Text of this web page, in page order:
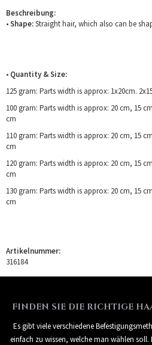
Beschreibung:
•Shape:Straight hair, which also can be
• Quantity & Size:
125 gram: Parts width is approx: 1x20cm.
100 gram: Parts width is approx: 20 cm, 15
cm
110 gram: Parts width is approx: 20 cm, 15
cm
120 gram: Parts width is approx: 20 cm, 15
cm
130 gram: Parts width is approx: 20 cm, 15
cm
Artikelnummer:
316184
FINDEN SIE DIE RICHTIGE
Es gibt viele verschiedene
einfach zu wissen, welche man wählen soll.